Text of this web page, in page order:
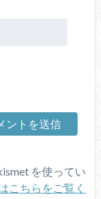
を使ってい
こちらをご覧く